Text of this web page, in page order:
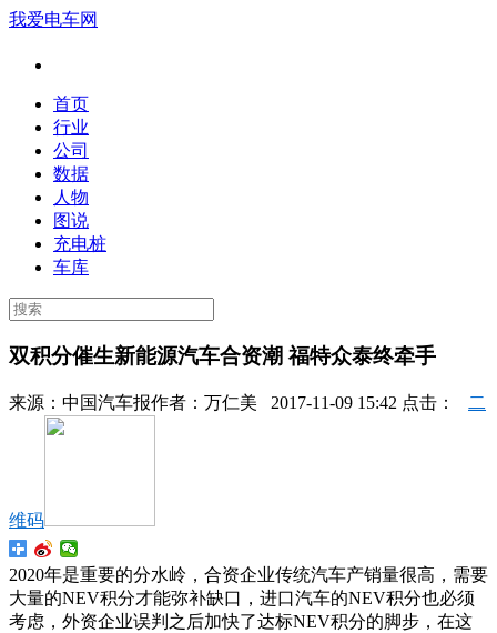
我爱电车网
首页
行业
公司
数据
人物
图说
充电桩
车库
双积分催生新能源汽车合资潮 福特众泰终牵手
来源： 中国汽车报作者： 万仁美 2017-11-09 15:42 点击： 二
维码
2020年是重要的分水岭，合资企业传统汽车产销量很高，需要
大量的NEV积分才能弥补缺口，进口汽车的NEV积分也必须
考虑，外资企业误判之后加快了达标NEV积分的脚步，在这